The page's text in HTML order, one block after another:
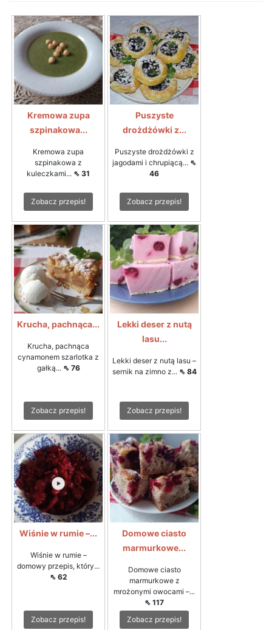
Kremowa zupa
szpinakowa...
Kremowa zupa
szpinakowa z
kuleczkami... ⇖ 31
Zobacz przepis!
Puszyste
drożdżówki z...
Puszyste drożdżówki z
jagodami i chrupiącą... ⇖
46
Zobacz przepis!
Krucha, pachnąca...
Krucha, pachnąca
cynamonem szarlotka z
gałką... ⇖ 76
Zobacz przepis!
Lekki deser z nutą
lasu...
Lekki deser z nutą lasu –
sernik na zimno z... ⇖ 84
Zobacz przepis!
Wiśnie w rumie –...
Wiśnie w rumie –
domowy przepis, który...
⇖ 62
Zobacz przepis!
Domowe ciasto
marmurkowe...
Domowe ciasto
marmurkowe z
mrożonymi owocami –...
⇖ 117
Zobacz przepis!